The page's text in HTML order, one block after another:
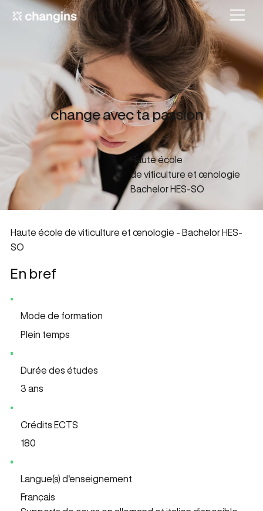
change avec ta passion
Haute école
de viticulture et œnologie
Bachelor HES-SO
Haute école de viticulture et œnologie - Bachelor HES-
SO
En bref
Mode de formation
Plein temps
Durée des études
3 ans
Crédits ECTS
180
Langue(s) d'enseignement
Français